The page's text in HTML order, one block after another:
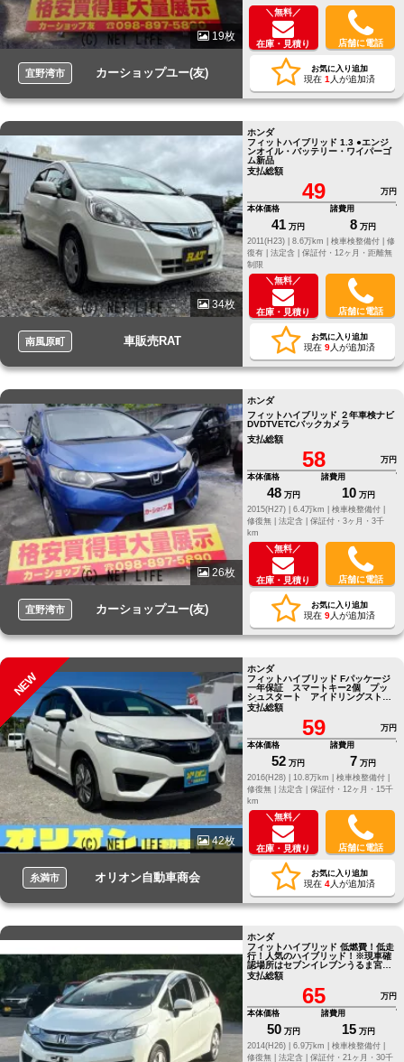
19枚
宜野湾市 カーショップユー(友)
＼無料／
在庫・見積り 店舗に電話
お気に入り追加
現在 1 人が追加済
34枚
南風原町 車販売RAT
ホンダ
フィットハイブリッド 1.3 ●エンジ
ンオイル・バッテリー・ワイパーゴ
ム新品
支払総額
49
万円
本体価格
41 万円
諸費用
8 万円
2011(H23) |
8.6万km | 検車検整備付 | 修
復有 | 法定含 | 保証付・12ヶ月・距離無
制限
＼無料／
在庫・見積り 店舗に電話
お気に入り追加
現在 9人が追加済
26枚
宜野湾市 カーショップユー(友)
ホンダ
フィットハイブリッド ２年車検ナビ
DVDTVETCバックカメラ
支払総額
58
万円
本体価格
48 万円
諸費用
10 万円
2015(H27) |
6.4万km |
検車検整備付 |
修復無 | 法定含 | 保証付・3ヶ月・3千
km
＼無料／
在庫・見積り 店舗に電話
お気に入り追加
現在 9人が追加済
NEW
42枚
糸満市 オリオン自動車商会
ホンダ
フィットハイブリッド Fパッケージ
一年保証 スマートキー2個 プッ
シュスタート アイドリングストッ
プ ETC Bluetooth
支払総額
59
万円
本体価格
52 万円
諸費用
7 万円
2016(H28) |
10.8万km |
検車検整備付 |
修復無 | 法定含 | 保証付・12ヶ月・15千
km
＼無料／
在庫・見積り 店舗に電話
お気に入り追加
現在 4人が追加済
ホンダ
フィットハイブリッド 低燃費！低走
行！人気のハイブリッド！※現車確
認場所はセブンイレブンうるま宮里
店向かい側にございます。
支払総額
65
万円
本体価格
50 万円
諸費用
15 万円
2014(H26) |
6.9万km |
検車検整備付 |
修復無 | 法定含 | 保証付・21ヶ月・30千